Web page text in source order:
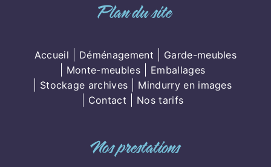
Plan du site
Accueil Déménagement
Garde-meubles
Monte-meubles
Emballages
Stockage archives
Mindurry en images
Contact
Nos tarifs
Nos prestations